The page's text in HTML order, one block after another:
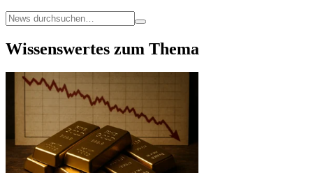
Wissenswertes zum Thema